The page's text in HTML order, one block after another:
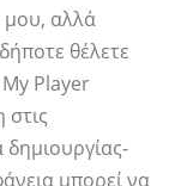
αλλά
θέλετε
Player
μπορεί να